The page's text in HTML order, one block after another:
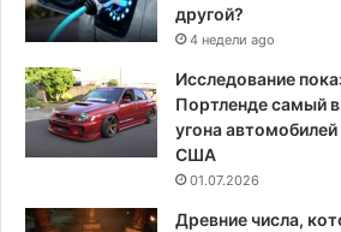
другой?
4 недели ago
Исследование
Портленде самый
угона
США
01.07.2026
Древние числа,